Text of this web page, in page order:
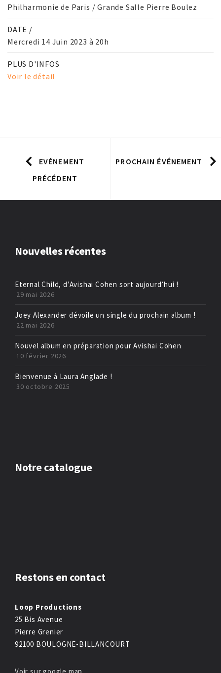
Philharmonie de Paris / Grande Salle Pierre Boulez
DATE /
Mercredi 14 Juin 2023 à 20h
PLUS D'INFOS
Voir le détail
EVÉNEMENT
PRÉCÉDENT
PROCHAIN ÉVÉNEMENT
Nouvelles récentes
Eternal Child, d’Avishai Cohen sort aujourd’hui !
29 mai 2026
Joey Alexander dévoile un single du prochain album !
22 mai 2026
Nouvel album en préparation pour Avishai Cohen
10 février 2026
Bienvenue à Laura Anglade !
30 octobre 2025
Notre catalogue
Restons en contact
Loop Productions
25 Bis Avenue
Pierre Grenier
92100 BOULOGNE-BILLANCOURT
Voir sur google map